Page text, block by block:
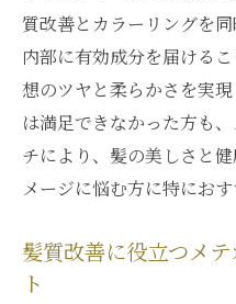
質改善とカラーリングを
内部に有効成分を届ける
想のツヤと柔らかさを実
は満足できなかった方も
チにより、髪の美しさと
メージに悩む方に特におす
髪質改善に役立つメ
ト